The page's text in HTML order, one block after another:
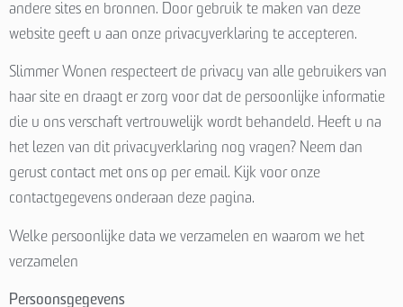
andere sites en bronnen. Door gebruik te maken van deze
website geeft u aan onze privacyverklaring te accepteren.
Slimmer Wonen respecteert de privacy van alle gebruikers van
haar site en draagt er zorg voor dat de persoonlijke informatie
die u ons verschaft vertrouwelijk wordt behandeld. Heeft u na
het lezen van dit privacyverklaring nog vragen? Neem dan
gerust contact met ons op per email. Kijk voor onze
contactgegevens onderaan deze pagina.
Welke persoonlijke data we verzamelen en waarom we het
verzamelen
Persoonsgegevens